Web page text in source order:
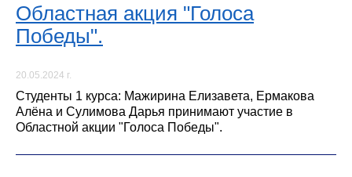
Областная акция "Голоса
Победы".
20.05.2024 г.
Студенты 1 курса: Мажирина Елизавета, Ермакова
Алёна и Сулимова Дарья принимают участие в
Областной акции "Голоса Победы".